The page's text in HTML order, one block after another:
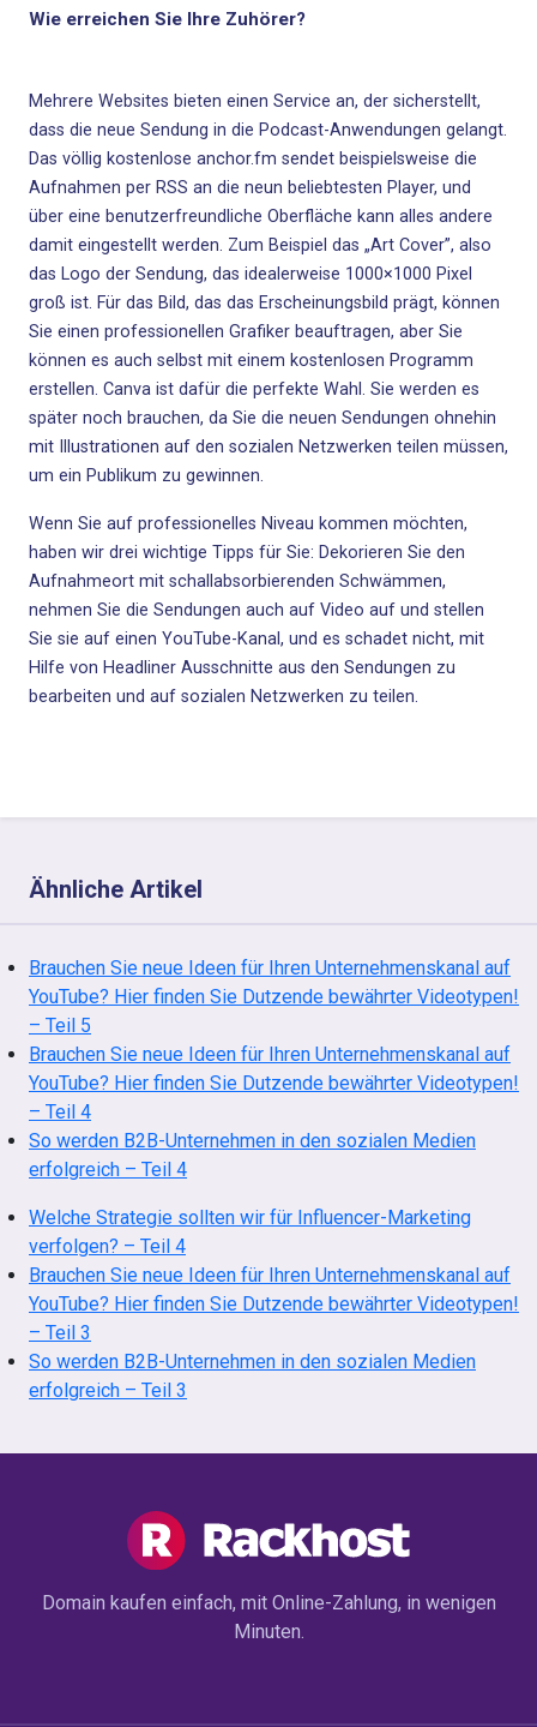
Wie erreichen Sie Ihre Zuhörer?
Mehrere Websites bieten einen Service an, der sicherstellt,
dass die neue Sendung in die Podcast-Anwendungen gelangt.
Das völlig kostenlose anchor.fm sendet beispielsweise die
Aufnahmen per RSS an die neun beliebtesten Player, und
über eine benutzerfreundliche Oberfläche kann alles andere
damit eingestellt werden. Zum Beispiel das „Art Cover”, also
das Logo der Sendung, das idealerweise 1000×1000 Pixel
groß ist. Für das Bild, das das Erscheinungsbild prägt, können
Sie einen professionellen Grafiker beauftragen, aber Sie
können es auch selbst mit einem kostenlosen Programm
erstellen. Canva ist dafür die perfekte Wahl. Sie werden es
später noch brauchen, da Sie die neuen Sendungen ohnehin
mit Illustrationen auf den sozialen Netzwerken teilen müssen,
um ein Publikum zu gewinnen.
Wenn Sie auf professionelles Niveau kommen möchten,
haben wir drei wichtige Tipps für Sie: Dekorieren Sie den
Aufnahmeort mit schallabsorbierenden Schwämmen,
nehmen Sie die Sendungen auch auf Video auf und stellen
Sie sie auf einen YouTube-Kanal, und es schadet nicht, mit
Hilfe von Headliner Ausschnitte aus den Sendungen zu
bearbeiten und auf sozialen Netzwerken zu teilen.
Ähnliche Artikel
Brauchen Sie neue Ideen für Ihren Unternehmenskanal auf
YouTube? Hier finden Sie Dutzende bewährter Videotypen!
– Teil 5
Brauchen Sie neue Ideen für Ihren Unternehmenskanal auf
YouTube? Hier finden Sie Dutzende bewährter Videotypen!
– Teil 4
So werden B2B-Unternehmen in den sozialen Medien
erfolgreich – Teil 4
Welche Strategie sollten wir für Influencer-Marketing
verfolgen? – Teil 4
Brauchen Sie neue Ideen für Ihren Unternehmenskanal auf
YouTube? Hier finden Sie Dutzende bewährter Videotypen!
– Teil 3
So werden B2B-Unternehmen in den sozialen Medien
erfolgreich – Teil 3
Domain kaufen einfach, mit Online-Zahlung, in wenigen
Minuten.